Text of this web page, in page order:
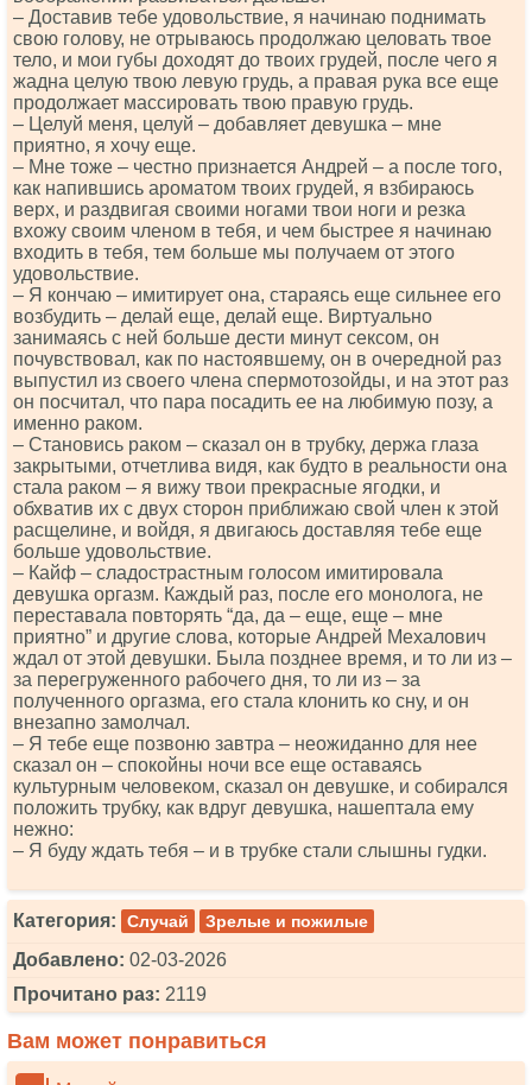
– Доставив тебе удовольствие, я начинаю поднимать
свою голову, не отрываюсь продолжаю целовать твое
тело, и мои губы доходят до твоих грудей, после чего я
жадна целую твою левую грудь, а правая рука все еще
продолжает массировать твою правую грудь.
– Целуй меня, целуй – добавляет девушка – мне
приятно, я хочу еще.
– Мне тоже – честно признается Андрей – а после того,
как напившись ароматом твоих грудей, я взбираюсь
верх, и раздвигая своими ногами твои ноги и резка
вхожу своим членом в тебя, и чем быстрее я начинаю
входить в тебя, тем больше мы получаем от этого
удовольствие.
– Я кончаю – имитирует она, стараясь еще сильнее его
возбудить – делай еще, делай еще. Виртуально
занимаясь с ней больше дести минут сексом, он
почувствовал, как по настоявшему, он в очередной раз
выпустил из своего члена спермотозойды, и на этот раз
он посчитал, что пара посадить ее на любимую позу, а
именно раком.
– Становись раком – сказал он в трубку, держа глаза
закрытыми, отчетлива видя, как будто в реальности она
стала раком – я вижу твои прекрасные ягодки, и
обхватив их с двух сторон приближаю свой член к этой
расщелине, и войдя, я двигаюсь доставляя тебе еще
больше удовольствие.
– Кайф – сладострастным голосом имитировала
девушка оргазм. Каждый раз, после его монолога, не
переставала повторять “да, да – еще, еще – мне
приятно” и другие слова, которые Андрей Мехалович
ждал от этой девушки. Была позднее время, и то ли из –
за перегруженного рабочего дня, то ли из – за
полученного оргазма, его стала клонить ко сну, и он
внезапно замолчал.
– Я тебе еще позвоню завтра – неожиданно для нее
сказал он – спокойны ночи все еще оставаясь
культурным человеком, сказал он девушке, и собирался
положить трубку, как вдруг девушка, нашептала ему
нежно:
– Я буду ждать тебя – и в трубке стали слышны гудки.
Категория: Случай Зрелые и пожилые
Добавлено: 02-03-2026
Прочитано раз: 2119
Вам может понравиться